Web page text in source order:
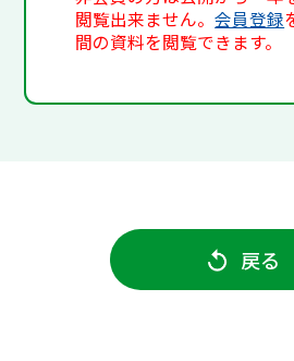
閲覧出来ません。会員登録
間の資料を閲覧できます。
戻る